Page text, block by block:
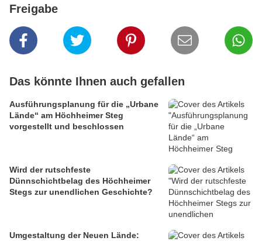
Freigabe
Das könnte Ihnen auch gefallen
Ausführungsplanung für die „Urbane
Lände“ am Höchheimer Steg
vorgestellt und beschlossen
Wird der rutschfeste
Dünnschichtbelag des Höchheimer
Stegs zur unendlichen Geschichte?
Umgestaltung der Neuen Lände: